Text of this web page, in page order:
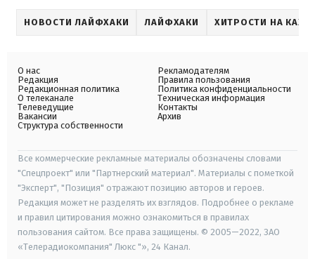
НОВОСТИ ЛАЙФХАКИ ЛАЙФХАКИ ХИТРОСТИ НА
О нас
Редакция
Редакционная политика
О телеканале
Телеведущие
Вакансии
Структура собственности
Рекламодателям
Правила пользования
Политика конфиденциальности
Техническая информация
Контакты
Архив
Все коммерческие рекламные материалы обозначены словами
"Спецпроект" или "Партнерский материал". Материалы с пометкой
"Эксперт", "Позиция" отражают позицию авторов и героев.
Редакция может не разделять их взглядов. Подробнее о рекламе
и правил цитирования можно ознакомиться в правилах
пользования сайтом. Все права защищены. © 2005—2022, ЗАО
«Телерадиокомпания" Люкс "», 24 Канал.